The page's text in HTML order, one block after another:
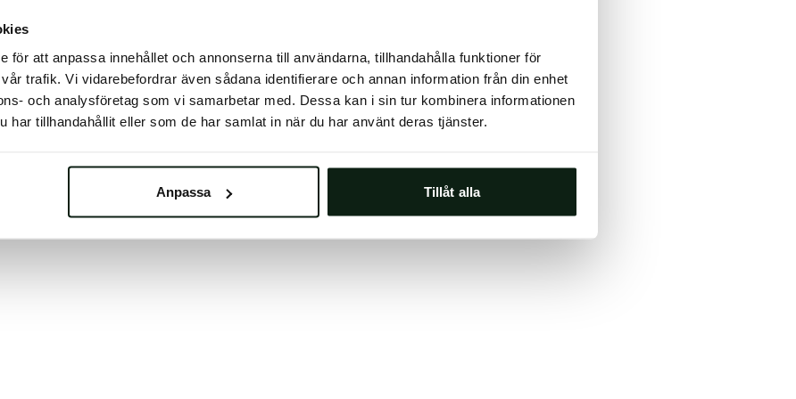
för att anpassa innehållet och annonserna till användarna, tillhandahålla funktioner för
trafik. Vi vidarebefordrar även sådana identifierare och annan information från din enhet
och analysföretag som vi samarbetar med. Dessa kan i sin tur kombinera informationen
har tillhandahållit eller som de har samlat in när du har använt deras tjänster.
Anpassa Tillåt alla
try waiting a moment or reopening your browser.
your browser cache may also help in some cases.
We apologize for the inconvenience.